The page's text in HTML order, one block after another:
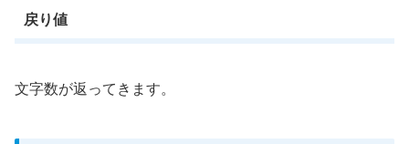
戻り値
文字数が返ってきます。